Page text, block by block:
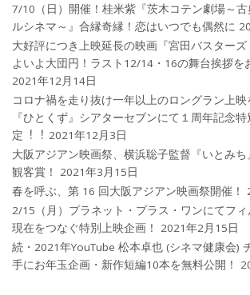
7/10（日）開催！桂米紫『茨木コテン劇場～
ルシネマ～』合縁奇縁！恋はいつでも偶然に
大好評につき上映延長の映画『宮田バスター
よいよ大団円！ラスト12/14・16の舞台挨拶を
2021年12月14日
コロナ禍を⾛り抜け⼀年以上のロングラン上
『ひとくず』シアターセブンにて１周年記念
定︕︕ 2021年12月3日
大阪アジアン映画祭、横浜聡子監督『いとみ
観客賞！
2021年3月15日
春を呼ぶ、第 16 回大阪アジアン映画祭開催！
2/15（月）プラネット・プラス・ワンにてフ
現在をつなぐ特別上映企画！
2021年2月15日
続・2021年YouTube 松本卓也 (シネマ健康会)
手にお年玉企画・新作短編10本を無料公開！